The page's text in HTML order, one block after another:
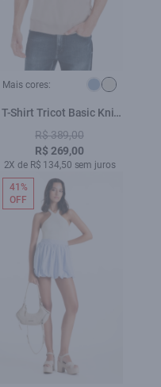
Mais cores:
T-Shirt Tricot Basic Knit
Natural
R$ 389,00
R$ 269,00
2X de R$ 134,50 sem juros
41%
OFF